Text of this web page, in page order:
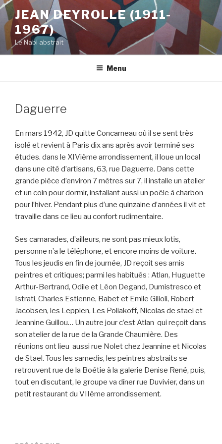
Aller
au
contenu
principal
JEAN DEYROLLE (1911-
1967)
Le Nabi abstrait
Menu
Daguerre
En mars 1942, JD quitte Concarneau où il se sent très
isolé et revient à Paris dix ans après avoir terminé ses
études. dans le XIVième arrondissement, il loue un local
dans une cité d’artisans, 63, rue Daguerre. Dans cette
grande pièce d’environ 7 mètres sur 7, il installe un atelier
et un coin pour dormir, installant aussi un poêle à charbon
pour l’hiver. Pendant plus d’une quinzaine d’années il vit et
travaille dans ce lieu au confort rudimentaire.
Ses camarades, d’ailleurs, ne sont pas mieux lotis,
personne n’a le téléphone, et encore moins de voiture.
Tous les jeudis en fin de journée, JD reçoit ses amis
peintres et critiques; parmi les habitués : Atlan, Huguette
Arthur-Bertrand, Odile et Léon Degand, Dumistresco et
Istrati, Charles Estienne, Babet et Emile Gilioli, Robert
Jacobsen, les Leppien, Les Poliakoff, Nicolas de stael et
Jeannine Guillou… Un autre jour c’est Atlan qui reçoit dans
son atelier de la rue de la Grande Chaumière. Des
réunions ont lieu aussi rue Nolet chez Jeannine et Nicolas
de Stael. Tous les samedis, les peintres abstraits se
retrouvent rue de la Boétie à la galerie Denise René, puis,
tout en discutant, le groupe va dîner rue Duvivier, dans un
petit restaurant du VIIème arrondissement.
Navigation